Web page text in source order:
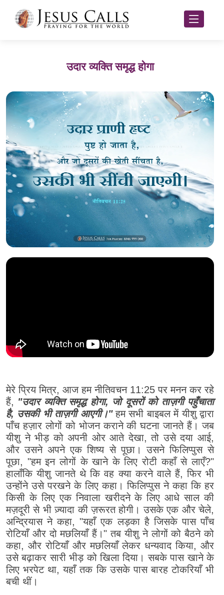
उदार व्यक्ति समृद्ध होगा
मेरे प्रिय मित्र, आज हम नीतिवचन 11:25 पर मनन कर रहे
हैं, "उदार व्यक्ति समृद्ध होगा, जो दूसरों को ताज़गी पहुँचाता
है, उसकी भी ताज़गी आएगी।"हम सभी बाइबल में यीशु द्वारा
पाँच हज़ार लोगों को भोजन कराने की घटना जानते हैं। जब
यीशु ने भीड़ को अपनी ओर आते देखा, तो उसे दया आई,
और उसने अपने एक शिष्य से पूछा। उसने फिलिप्पुस से
पूछा, "हम इन लोगों के खाने के लिए रोटी कहाँ से लाएँ?"
हालाँकि यीशु जानते थे कि वह क्या करने वाले हैं, फिर भी
उन्होंने उसे परखने के लिए कहा। फिलिप्पुस ने कहा कि हर
किसी के लिए एक निवाला खरीदने के लिए आधे साल की
मज़दूरी से भी ज़्यादा की ज़रूरत होगी। उसके एक और चेले,
अन्द्रियास ने कहा, "यहाँ एक लड़का है जिसके पास पाँच
रोटियाँ और दो मछलियाँ हैं।" तब यीशु ने लोगों को बैठने को
कहा, और रोटियाँ और मछलियाँ लेकर धन्यवाद किया, और
उसे बढ़ाकर सारी भीड़ को खिला दिया। सबके पास खाने के
लिए भरपेट था, यहाँ तक कि उसके पास बारह टोकरियाँ भी
बची थीं।